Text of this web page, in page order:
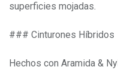
superficies mojadas.
### Cinturones Híbridos
Hechos con Aramida &